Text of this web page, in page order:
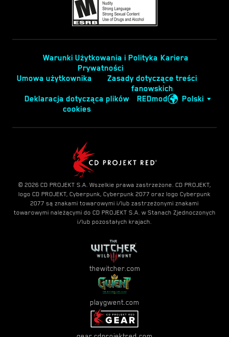
Warunki Użytkowania i Polityka
Prywatności
Kariera
Umowa użytkownika
Zasady dotyczące treści
fanowskich
Deklaracja dotycząca plików
cookies
REDmod Polski
© 2026 CD PROJEKT S.A. Wszelkie prawa zastrzeżone. CD PROJEKT,
logo CD PROJEKT, Cyberpunk, Cyberpunk 2077 oraz logo Cyberpunk
2077 są znakami towarowymi i/lub zastrzeżonymi znakami
towarowymi należącymi do CD PROJEKT S.A. w Stanach Zjednoczonych
i/lub pozostałych krajach.
thewitcher.com
playgwent.com